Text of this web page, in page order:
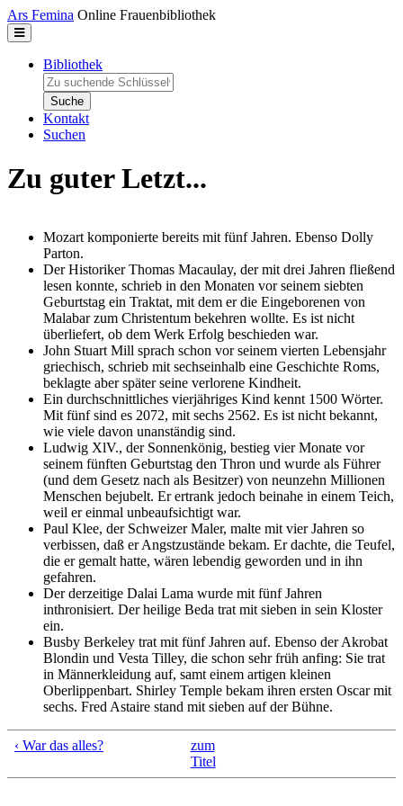
Direkt zum Inhalt
Ars Femina Online Frauenbibliothek
Bibliothek
Zu suchende Schlüsselwörter
Kontakt
Suchen
Zu guter Letzt...
Mozart komponierte bereits mit fünf Jahren. Ebenso Dolly
Parton.
Der Historiker Thomas Macaulay, der mit drei Jahren fließend
lesen konnte, schrieb in den Monaten vor seinem siebten
Geburtstag ein Traktat, mit dem er die Eingeborenen von
Malabar zum Christentum bekehren wollte. Es ist nicht
überliefert, ob dem Werk Erfolg beschieden war.
John Stuart Mill sprach schon vor seinem vierten Lebensjahr
griechisch, schrieb mit sechseinhalb eine Geschichte Roms,
beklagte aber später seine verlorene Kindheit.
Ein durchschnittliches vierjähriges Kind kennt 1500 Wörter.
Mit fünf sind es 2072, mit sechs 2562. Es ist nicht bekannt,
wie viele davon unanständig sind.
Ludwig XlV., der Sonnenkönig, bestieg vier Monate vor
seinem fünften Geburtstag den Thron und wurde als Führer
(und dem Gesetz nach als Besitzer) von neunzehn Millionen
Menschen bejubelt. Er ertrank jedoch beinahe in einem Teich,
weil er einmal unbeaufsichtigt war.
Paul Klee, der Schweizer Maler, malte mit vier Jahren so
verbissen, daß er Angstzustände bekam. Er dachte, die Teufel,
die er gemalt hatte, wären lebendig geworden und in ihn
gefahren.
Der derzeitige Dalai Lama wurde mit fünf Jahren
inthronisiert. Der heilige Beda trat mit sieben in sein Kloster
ein.
Busby Berkeley trat mit fünf Jahren auf. Ebenso der Akrobat
Blondin und Vesta Tilley, die schon sehr früh anfing: Sie trat
in Männerkleidung auf, samt einem artigen kleinen
Oberlippenbart. Shirley Temple bekam ihren ersten Oscar mit
sechs. Fred Astaire stand mit sieben auf der Bühne.
‹ War das alles?
zum
Titel